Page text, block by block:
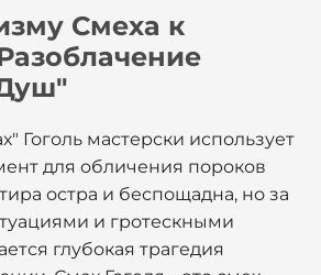
Смеха к
Гоголь мастерски использует
для обличения пороков
остра и беспощадна, но за
и гротескными
глубокая трагедия